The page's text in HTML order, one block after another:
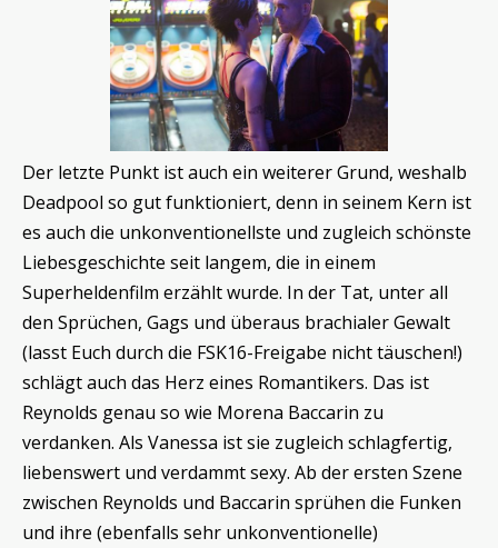
Der letzte Punkt ist auch ein weiterer Grund, weshalb
Deadpool so gut funktioniert, denn in seinem Kern ist
es auch die unkonventionellste und zugleich schönste
Liebesgeschichte seit langem, die in einem
Superheldenfilm erzählt wurde. In der Tat, unter all
den Sprüchen, Gags und überaus brachialer Gewalt
(lasst Euch durch die FSK16-Freigabe nicht täuschen!)
schlägt auch das Herz eines Romantikers. Das ist
Reynolds genau so wie Morena Baccarin zu
verdanken. Als Vanessa ist sie zugleich schlagfertig,
liebenswert und verdammt sexy. Ab der ersten Szene
zwischen Reynolds und Baccarin sprühen die Funken
und ihre (ebenfalls sehr unkonventionelle)